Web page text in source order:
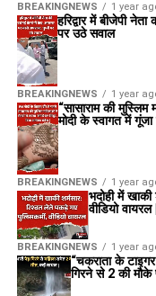
BREAKINGNEWS 1 year
BREAKINGNEWS 1 year
हरिद्वार में बीजेपी
पर उठे सवाल
BREAKINGNEWS 1 year
“सासाराम की
मोदी के स्वागत में
BREAKINGNEWS 1 year
भदोही में
वीडियो वायरल |
“चकराता के
गिरने से 2 की मौके